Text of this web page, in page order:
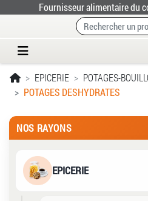
Fournisseur alimentaire du
EPICERIE
POTAGES-
POTAGES DESHYDRATES
NOS RAYONS
EPICERIE